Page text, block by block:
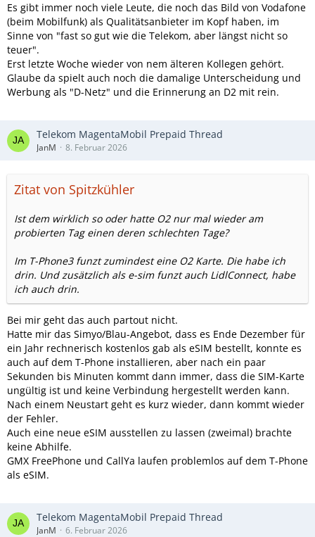
Es gibt immer noch viele Leute, die noch das Bild von Vodafone
(beim Mobilfunk) als Qualitätsanbieter im Kopf haben, im
Sinne von "fast so gut wie die Telekom, aber längst nicht so
teuer".
Erst letzte Woche wieder von nem älteren Kollegen gehört.
Glaube da spielt auch noch die damalige Unterscheidung und
Werbung als "D-Netz" und die Erinnerung an D2 mit rein.
Telekom MagentaMobil Prepaid Thread
JanM 8. Februar 2026
Zitat von Spitzkühler
Ist dem wirklich so oder hatte O2 nur mal wieder am
probierten Tag einen deren schlechten Tage?
Im T-Phone3 funzt zumindest eine O2 Karte. Die habe ich
drin. Und zusätzlich als e-sim funzt auch LidlConnect, habe
ich auch drin.
Bei mir geht das auch partout nicht.
Hatte mir das Simyo/Blau-Angebot, dass es Ende Dezember für
ein Jahr rechnerisch kostenlos gab als eSIM bestellt, konnte es
auch auf dem T-Phone installieren, aber nach ein paar
Sekunden bis Minuten kommt dann immer, dass die SIM-Karte
ungültig ist und keine Verbindung hergestellt werden kann.
Nach einem Neustart geht es kurz wieder, dann kommt wieder
der Fehler.
Auch eine neue eSIM ausstellen zu lassen (zweimal) brachte
keine Abhilfe.
GMX FreePhone und CallYa laufen problemlos auf dem T-Phone
als eSIM.
Telekom MagentaMobil Prepaid Thread
JanM 6. Februar 2026